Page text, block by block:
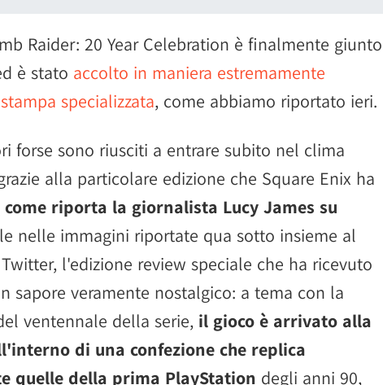
Raider: 20 Year Celebration è finalmente giunto
è stato accolto in maniera estremamente
specializzata, come abbiamo riportato ieri.
forse sono riusciti a entrare subito nel clima
alla particolare edizione che Square Enix ha
come riporta la giornalista Lucy James su
nelle immagini riportate qua sotto insieme al
l'edizione review speciale che ha ricevuto
sapore veramente nostalgico: a tema con la
ventennale della serie, il gioco è arrivato alla
di una confezione che replica
quelle della prima PlayStation degli anni 90,